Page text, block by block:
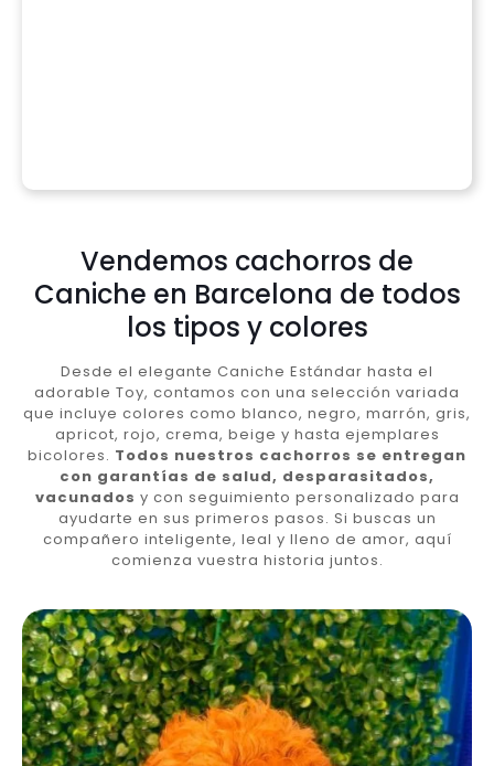
Vendemos cachorros de
Caniche en Barcelona de todos
los tipos y colores
Desde el elegante Caniche Estándar hasta el
adorable Toy, contamos con una selección variada
que incluye colores como blanco, negro, marrón, gris,
apricot, rojo, crema, beige y hasta ejemplares
bicolores. Todos nuestros cachorros se entregan
con garantías de salud, desparasitados,
vacunados y con seguimiento personalizado para
ayudarte en sus primeros pasos. Si buscas un
compañero inteligente, leal y lleno de amor, aquí
comienza vuestra historia juntos.